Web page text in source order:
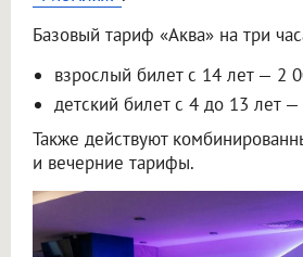
Базовый тариф «Аква» на три
взрослый билет с 14 лет — 2
детский билет с 4 до 13 лет
Также действуют
и вечерние тарифы.